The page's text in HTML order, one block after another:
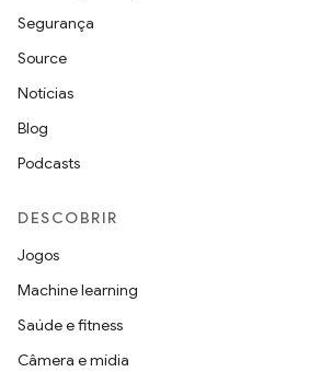
Segurança
Source
Notícias
Blog
Podcasts
DESCOBRIR
Jogos
Machine learning
Saúde e fitness
Câmera e mídia